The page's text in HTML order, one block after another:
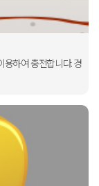
용하여 충전합니다.경